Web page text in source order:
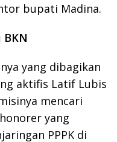
bupati Madina.
yang dibagikan
aktifis Latif Lubis
mencari
yang
PPPK di